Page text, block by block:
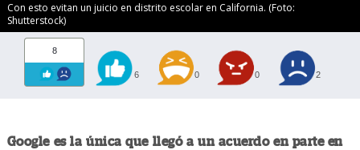
Con esto evitan un juicio en distrito escolar en California. (Foto:
Shutterstock)
8
6 0 0 2
Google es la única que llegó a un acuerdo en parte en